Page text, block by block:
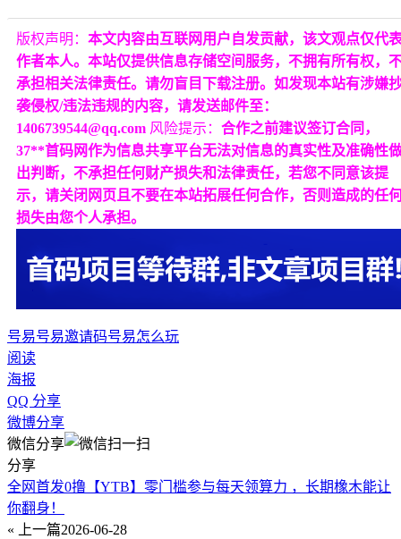
版权声明： 本文内容由互联网用户自发贡献，该文观点仅代
作者本人。本站仅提供信息存储空间服务，不拥有所有权，
承担相关法律责任。请勿盲目下载注册。如发现本站有涉嫌
袭侵权/违法违规的内容，请发送邮件至：
1406739544@qq.com 风险提示： 合作之前建议签订合同，
37**首码网作为信息共享平台无法对信息的真实性及准确性
出判断，不承担任何财产损失和法律责任，若您不同意该提
示，请关闭网页且不要在本站拓展任何合作，否则造成的任
损失由您个人承担。
号易号易邀请码号易怎么玩
阅读
海报
QQ 分享
微博分享
微信分享
分享
全网首发0撸【YTB】零门槛参与每天领算力 ，长期橡木能让
你翻身！
« 上一篇2026-06-28